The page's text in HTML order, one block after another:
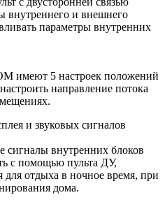
внутреннего и внешнего
параметры внутренних
имеют 5 настроек положений
направление потока
и звуковых сигналов
сигналы внутренних блоков
с помощью пульта ДУ,
для отдыха в ночное время, при
дома.